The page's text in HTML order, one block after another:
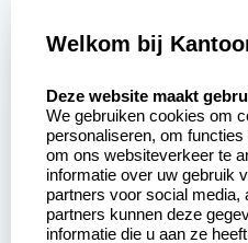
Zakelijk:
Aanvraag op maat
Betaling &
Verzending
Wederverkoper
worden
Welkom bij
Deze website maakt
We gebruiken cookies om
personaliseren, om
om ons websiteverkeer te
informatie over uw gebruik
partners voor social
partners kunnen deze
informatie die u aan ze